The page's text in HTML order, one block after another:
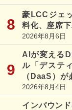
豪LCCジェ
料化、座席
2026年8月6日
AIが変える
ル「デステ
（DaaS）が
2026年8月4日
インバウン